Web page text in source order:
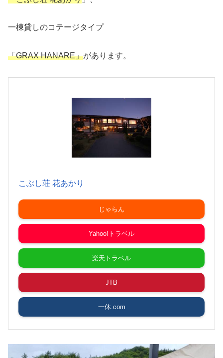
一棟貸しのコテージタイプ
「GRAX HANARE」があります。
こぶし荘 花あかり
じゃらん
Yahoo!トラベル
楽天トラベル
JTB
一休.com